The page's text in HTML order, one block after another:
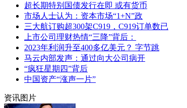
超长期特别国债发行在即 或有货币
市场人士认为：资本市场“1+N”政
三大航订购超300架C919，C919订单数已
上市公司理财热情“三降”背后：
2023年利润升至400多亿美元？ 字节跳
马云内部发声：通过向大公司病开
“疯狂星期四”背后
中国资产“涨声一片”
资讯图片